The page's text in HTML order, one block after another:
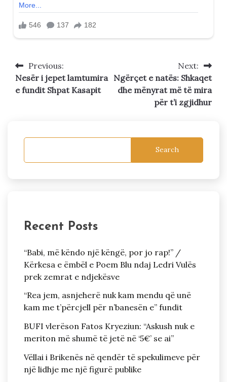
Post
navigation
Previous:
Nesër i jepet lamtumira
e fundit Shpat Kasapit
Next:
Ngërçet e natës: Shkaqet
dhe mënyrat më të mira
për t’i zgjidhur
Search
Recent Posts
“Babi, më këndo një këngë, por jo rap!” /
Kërkesa e ëmbël e Poem Blu ndaj Ledri Vulës
prek zemrat e ndjekësve
“Rea jem, asnjeherë nuk kam mendu që unë
kam me t’përcjell për n’banesën e” fundit
BUFI vlerëson Fatos Kryeziun: “Askush nuk e
meriton më shumë të jetë në ‘5€’ se ai”
Vëllai i Brikenës në qendër të spekulimeve për
një lidhje me një figurë publike